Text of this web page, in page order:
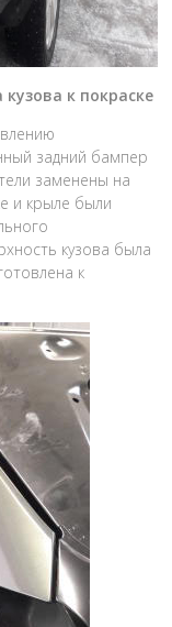
к покраске
задний бампер
заменены на
и крыле были
кузова была
к